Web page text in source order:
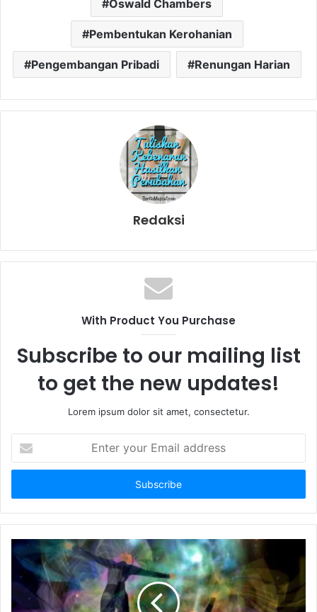
Oswald Chambers
Pembentukan Kerohanian
Pengembangan Pribadi Renungan Harian
Redaksi
With Product You Purchase
Subscribe to our mailing list
to get the new updates!
Lorem ipsum dolor sit amet, consectetur.
t
r
y
u
a